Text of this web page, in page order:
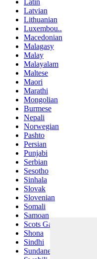
Latin
Latvian
Lithuanian
Luxembou..
Macedonian
Malagasy
Malay
Malayalam
Maltese
Maori
Marathi
Mongolian
Burmese
Nepali
Norwegian
Pashto
Persian
Punjabi
Serbian
Sesotho
Sinhala
Slovak
Slovenian
Somali
Samoan
Scots Gaelic
Shona
Sindhi
Sundanese